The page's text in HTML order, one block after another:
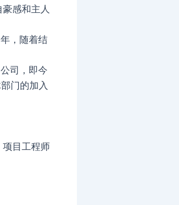
感和主人
，随着结
司，即今
门的加入
项目工程师